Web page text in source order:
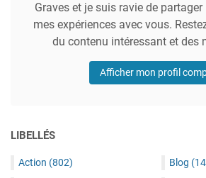
Graves et je suis ravie de
mes expériences avec vous.
du contenu intéressant et des
Afficher mon profil
LIBELLÉS
Action (802)
Blog